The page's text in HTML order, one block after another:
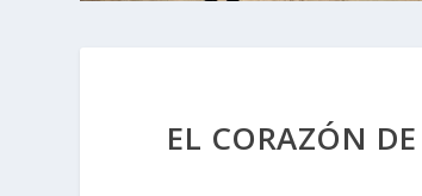
EL CORAZÓN